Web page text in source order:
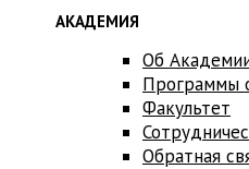
АКАДЕМИЯ
Об
Программы
Факультет
Обратная